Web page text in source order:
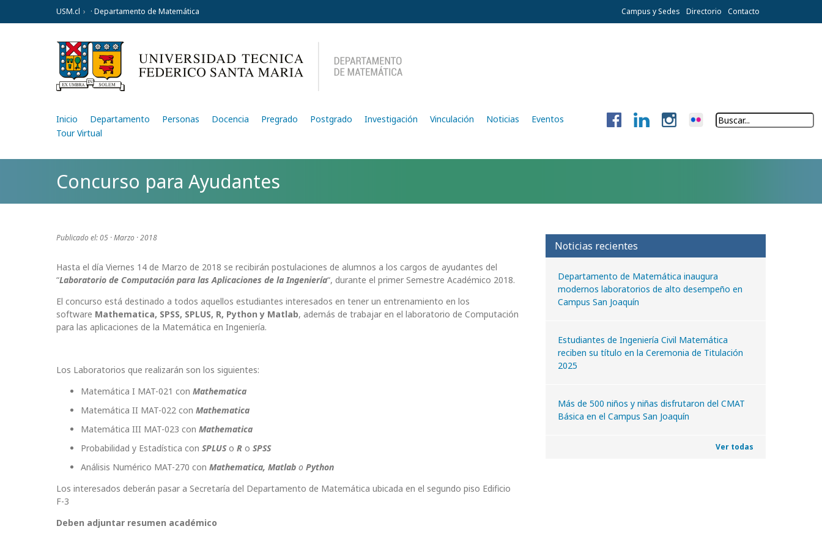
USM.cl · Departamento de Matemática Campus y Sedes Directorio Contacto
Inicio Departamento Personas Docencia Pregrado Postgrado Investigación Vinculación Noticias
Eventos
Tour Virtual
Concurso para Ayudantes
Publicado el: 05 · Marzo · 2018
Hasta el día Viernes 14 de Marzo de 2018 se recibirán postulaciones de alumnos a los cargos de ayudantes del
“Laboratorio de Computación para las Aplicaciones de la Ingeniería“, durante el primer Semestre Académico 2018.
El concurso está destinado a todos aquellos estudiantes interesados en tener un entrenamiento en los
software Mathematica, SPSS, SPLUS, R, Python y Matlab, además de trabajar en el laboratorio de Computación
para las aplicaciones de la Matemática en Ingeniería.
Los Laboratorios que realizarán son los siguientes:
Matemática I MAT-021 con Mathematica
Matemática II MAT-022 con Mathematica
Matemática III MAT-023 con Mathematica
Probabilidad y Estadística con SPLUSo R o SPSS
Análisis Numérico MAT-270 con Mathematica, Matlab o Python
Los interesados deberán pasar a Secretaría del Departamento de Matemática ubicada en el segundo piso Edificio
F-3
Deben adjuntar resumen académico
Noticias recientes
Departamento de Matemática inaugura
modernos laboratorios de alto desempeño en
Campus San Joaquín
Estudiantes de Ingeniería Civil Matemática
reciben su título en la Ceremonia de Titulación
2025
Más de 500 niños y niñas disfrutaron del CMAT
Básica en el Campus San Joaquín
Ver todas